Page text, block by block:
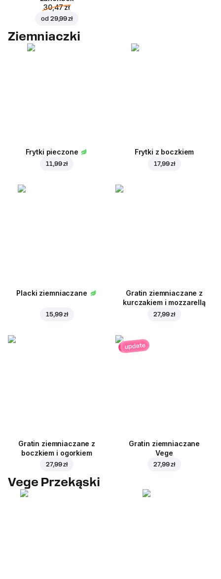
30,47 zł
od 29,99 zł
Ziemniaczki
Frytki pieczone
11,99 zł
Frytki z boczkiem
17,99 zł
Placki ziemniaczane
15,99 zł
Gratin ziemniaczane z
kurczakiem i mozzarellą
27,99 zł
Gratin ziemniaczane z
boczkiem i ogorkiem
27,99 zł
update
Gratin ziemniaczane
Vege
27,99 zł
Vege Przekąski